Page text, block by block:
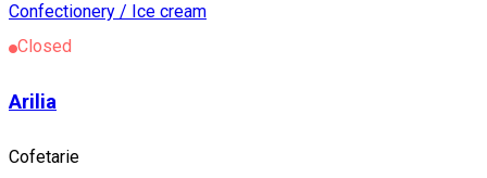
Confectionery / Ice cream
Closed
Arilia
Cofetarie